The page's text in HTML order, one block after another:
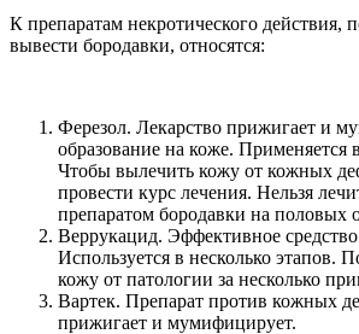
К препаратам некротического
вывести бородавки, относятся:
Ферезол. Лекарство прижигает и
образование на коже. Применяется
Чтобы вылечить кожу от кожных
провести курс лечения. Нельзя
препаратом бородавки на половых
Веррукацид. Эффективное
Используется в несколько этапов.
кожу от патологии за несколько
Вартек. Препарат против кожных
прижигает и мумифицирует.